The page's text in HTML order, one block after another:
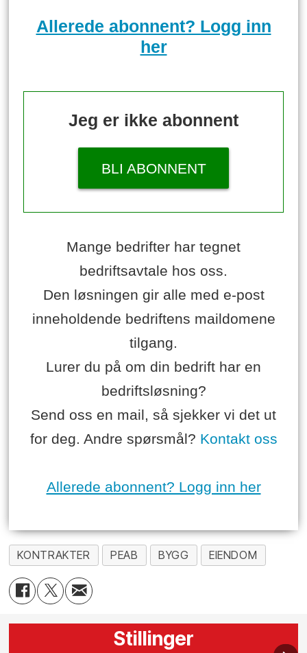
Allerede abonnent? Logg inn
her
Jeg er ikke abonnent
BLI ABONNENT
Mange bedrifter har tegnet
bedriftsavtale hos oss.
Den løsningen gir alle med e-post
inneholdende bedriftens maildomene
tilgang.
Lurer du på om din bedrift har en
bedriftsløsning?
Send oss en mail, så sjekker vi det ut
for deg. Andre spørsmål? Kontakt oss
Allerede abonnent? Logg inn her
KONTRAKTER PEAB BYGG EIENDOM
Stillinger